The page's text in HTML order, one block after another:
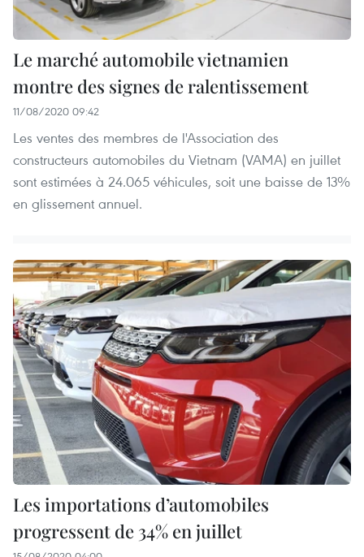
Le marché automobile vietnamien
montre des signes de ralentissement
11/08/2020 09:42
Les ventes des membres de l'Association des
constructeurs automobiles du Vietnam (VAMA) en juillet
sont estimées à 24.065 véhicules, soit une baisse de 13%
en glissement annuel.
Les importations d’automobiles
progressent de 34% en juillet